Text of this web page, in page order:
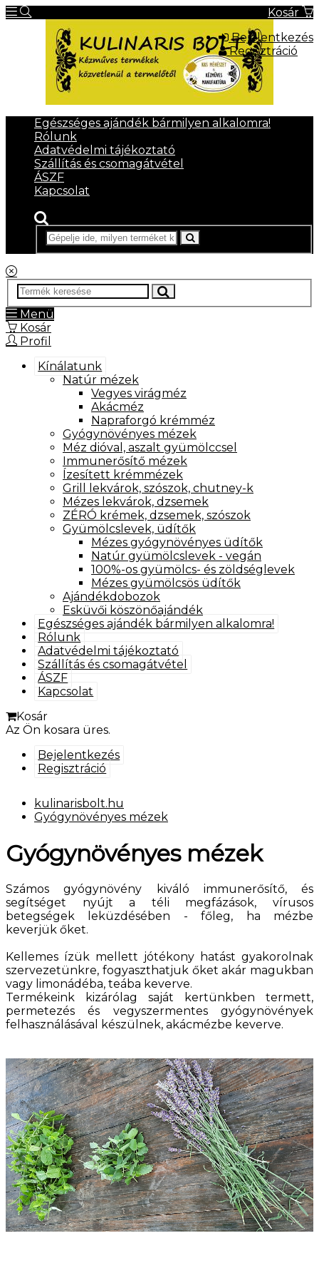
Kosár
Bejelentkezés
Regisztráció
Egészséges ajándék bármilyen alkalomra!
Rólunk
Adatvédelmi tájékoztató
Szállítás és csomagátvétel
ÁSZF
Kapcsolat
Menü
Kosár
Profil
Kínálatunk
Natúr mézek
Vegyes virágméz
Akácméz
Napraforgó krémméz
Gyógynövényes mézek
Méz dióval, aszalt gyümölccsel
Immunerősítő mézek
Ízesített krémmézek
Grill lekvárok, szószok, chutney-k
Mézes lekvárok, dzsemek
ZÉRÓ krémek, dzsemek, szószok
Gyümölcslevek, üdítők
Mézes gyógynövényes üdítők
Natúr gyümölcslevek - vegán
100%-os gyümölcs- és zöldséglevek
Mézes gyümölcsös üdítők
Ajándékdobozok
Esküvői köszönőajándék
Egészséges ajándék bármilyen alkalomra!
Rólunk
Adatvédelmi tájékoztató
Szállítás és csomagátvétel
ÁSZF
Kapcsolat
Kosár
Az Ön kosara üres.
Bejelentkezés
Regisztráció
kulinarisbolt.hu
Gyógynövényes mézek
Gyógynövényes mézek
Számos gyógynövény kiváló immunerősítő, és
segítséget nyújt a téli megfázások, vírusos
betegségek leküzdésében - főleg, ha mézbe
keverjük őket.
Kellemes ízük mellett jótékony hatást gyakorolnak
szervezetünkre, fogyaszthatjuk őket akár magukban
vagy limonádéba, teába keverve.
Termékeink kizárólag saját kertünkben termett,
permetezés és vegyszermentes gyógynövények
felhasználásával készülnek, akácmézbe keverve.